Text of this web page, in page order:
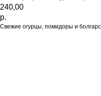
240,00
р.
Свежие огурцы, помидоры и